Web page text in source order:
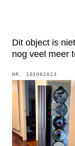
Dit object is
nog veel meer
NR. 103002023